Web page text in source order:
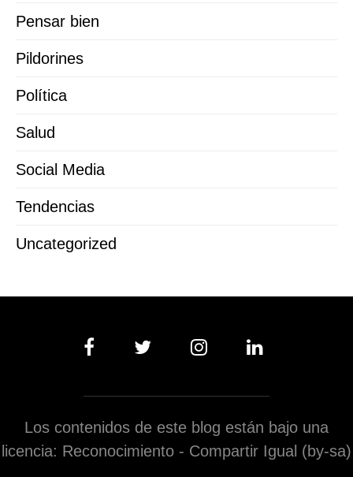
Pensar bien
Pildorines
Política
Salud
Social Media
Tendencias
Uncategorized
Los contenidos de este blog están bajo una
licencia: Reconocimiento - Compartir Igual (by-sa)